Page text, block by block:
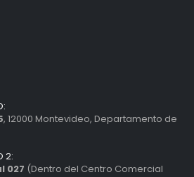
, 12000 Montevideo, Departamento de
2:
027 (Dentro del Centro Comercial